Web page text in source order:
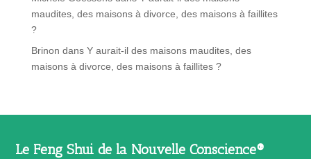
maudites, des maisons à divorce, des maisons à faillites
?
Brinon dans Y aurait-il des maisons maudites, des
maisons à divorce, des maisons à faillites ?
Le Feng Shui de la Nouvelle Conscience®